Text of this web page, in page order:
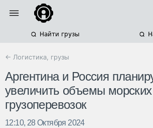
Найти грузы
← Логистика, грузы
Аргентина и Россия
увеличить объемы морских
грузоперевозок
12:10, 28 Октября 2024